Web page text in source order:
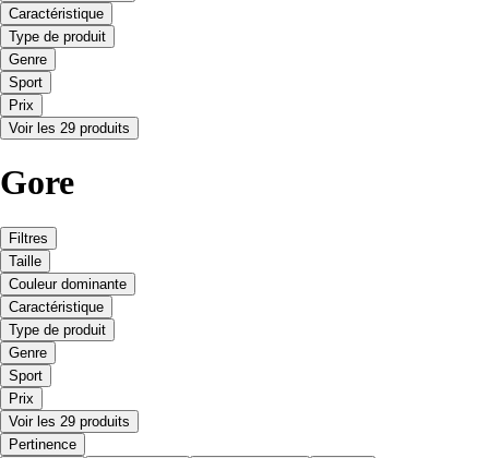
Caractéristique
Type de produit
Genre
Sport
Prix
Voir les 29 produits
Gore
Filtres
Taille
Couleur dominante
Caractéristique
Type de produit
Genre
Sport
Prix
Voir les 29 produits
Pertinence